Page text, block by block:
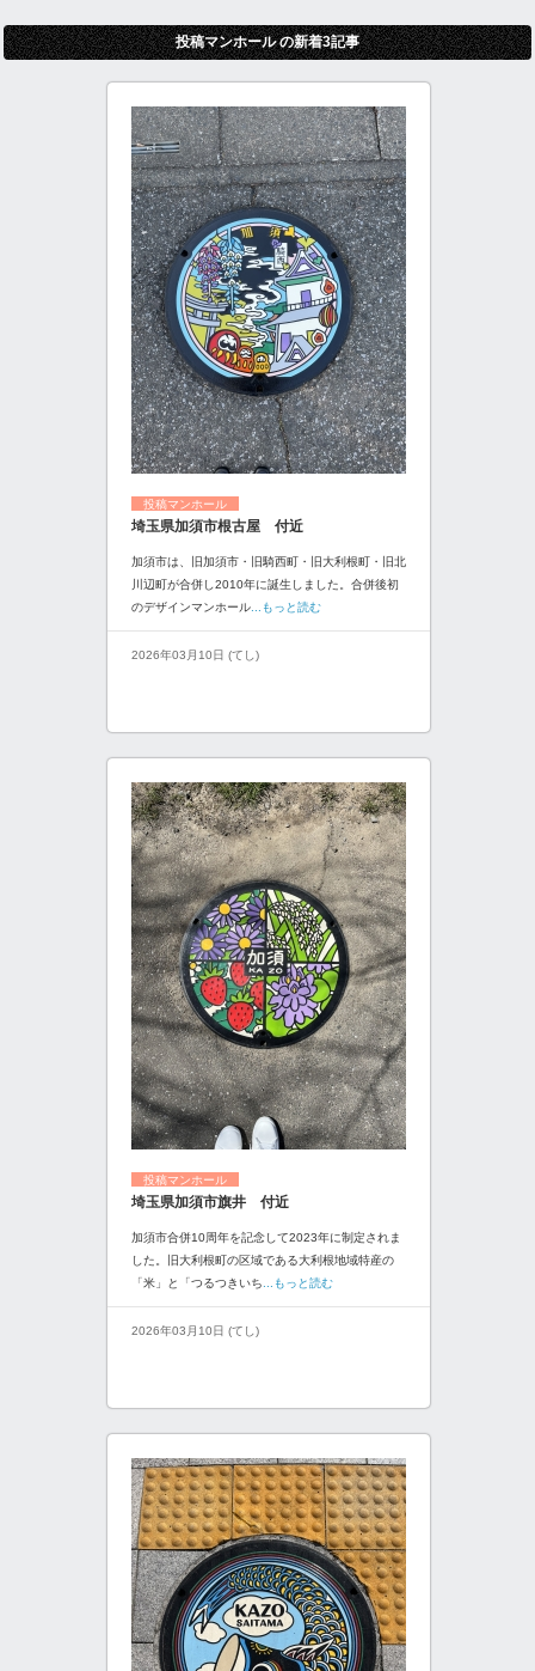
投稿マンホール の新着3記事
投稿マンホール
埼玉県加須市根古屋 付近
加須市は、旧加須市・旧騎西町・旧大利根町・旧北
川辺町が合併し2010年に誕生しました。合併後初
のデザインマンホール ...もっと読む
2026年03月10日 (てし)
投稿マンホール
埼玉県加須市旗井 付近
加須市合併10周年を記念して2023年に制定されま
した。旧大利根町の区域である大利根地域特産の
「米」と「つるつきいち ...もっと読む
2026年03月10日 (てし)